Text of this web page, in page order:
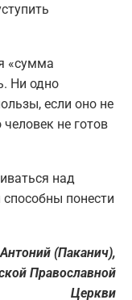
«сумма
Ни одно
если оно не
не готов
над
понести
(Паканич),
Православной
Церкви